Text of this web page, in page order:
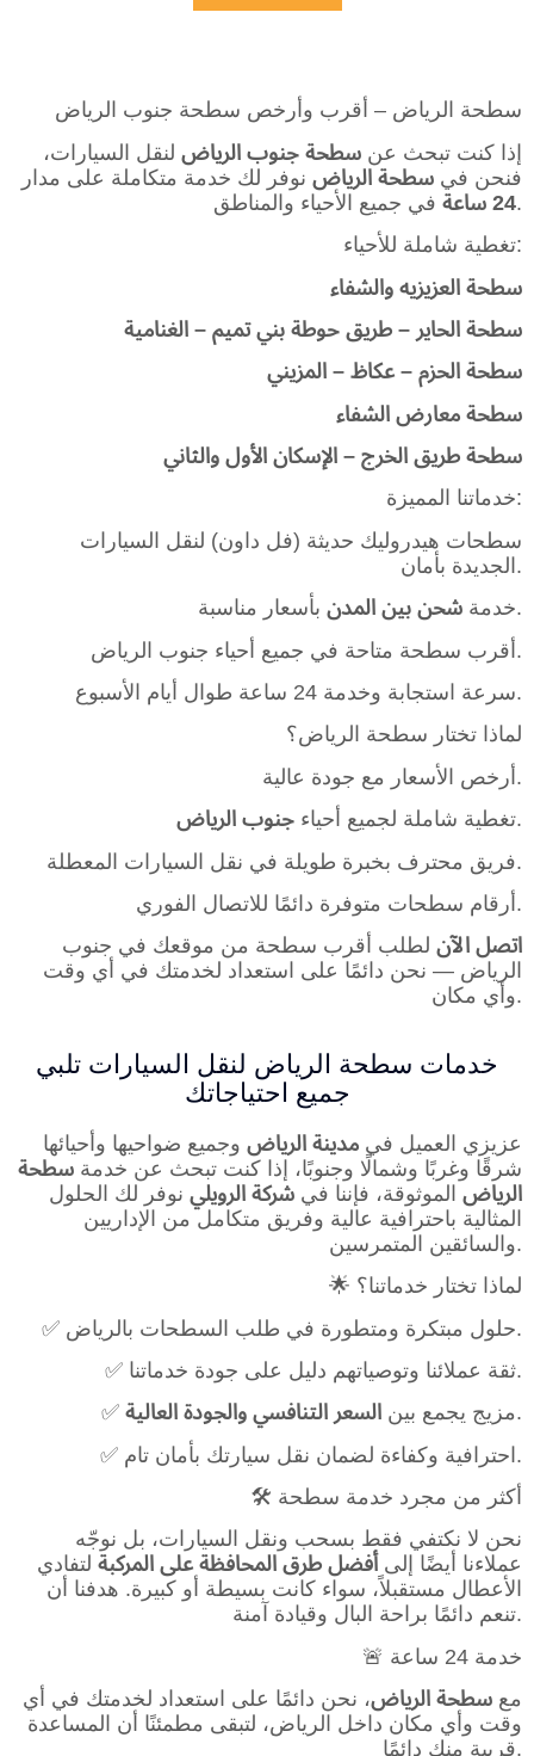
سطحة الرياض – أقرب وأرخص سطحة جنوب الرياض
إذا كنت تبحث عن سطحة جنوب الرياض لنقل السيارات،
فنحن في سطحة الرياض نوفر لك خدمة متكاملة على مدار
24 ساعةفي جميع الأحياء والمناطق.
تغطية شاملة للأحياء:
سطحة العزيزيه والشفاء
سطحة الحاير – طريق حوطة بني تميم – الغنامية
سطحة الحزم – عكاظ – المزيني
سطحة معارض الشفاء
سطحة طريق الخرج – الإسكان الأول والثاني
خدماتنا المميزة:
سطحات هيدروليك حديثة (فل داون) لنقل السيارات
الجديدة بأمان.
خدمة شحن بين المدن
بأسعار مناسبة.
أقرب سطحة متاحة في جميع أحياء جنوب الرياض.
سرعة استجابة وخدمة 24 ساعة طوال أيام الأسبوع.
لماذا تختار سطحة الرياض؟
أرخص الأسعار مع جودة عالية.
تغطية شاملة لجميع أحياء جنوب الرياض
.
فريق محترف بخبرة طويلة في نقل السيارات المعطلة.
أرقام سطحات متوفرة دائمًا للاتصال الفوري.
اتصل الآن لطلب أقرب سطحة من موقعك في جنوب
الرياض — نحن دائمًا على استعداد لخدمتك في أي وقت
وأي مكان.
خدمات سطحة الرياض لنقل السيارات تلبي
جميع احتياجاتك
عزيزي العميل في مدينة الرياض وجميع ضواحيها وأحيائها
شرقًا وغربًا وشمالًا وجنوبًا، إذا كنت تبحث عن خدمة سطحة
الرياض الموثوقة، فإننا في شركة الرويلي نوفر لك الحلول
المثالية باحترافية عالية وفريق متكامل من الإداريين
والسائقين المتمرسين.
🌟 لماذا تختار خدماتنا؟
✅ حلول مبتكرة ومتطورة في طلب السطحات بالرياض.
✅ ثقة عملائنا وتوصياتهم دليل على جودة خدماتنا.
✅ مزيج يجمع بين السعر التنافسي والجودة العالية
.
✅ احترافية وكفاءة لضمان نقل سيارتك بأمان تام.
🛠️ أكثر من مجرد خدمة سطحة
نحن لا نكتفي فقط بسحب ونقل السيارات، بل نوجّه
عملاءنا أيضًا إلى أفضل طرق المحافظة على المركبة لتفادي
الأعطال مستقبلاً، سواء كانت بسيطة أو كبيرة. هدفنا أن
تنعم دائمًا براحة البال وقيادة آمنة.
🚨 خدمة 24 ساعة
مع سطحة الرياض، نحن دائمًا على استعداد لخدمتك في أي
وقت وأي مكان داخل الرياض، لتبقى مطمئنًا أن المساعدة
قريبة منك دائمًا.